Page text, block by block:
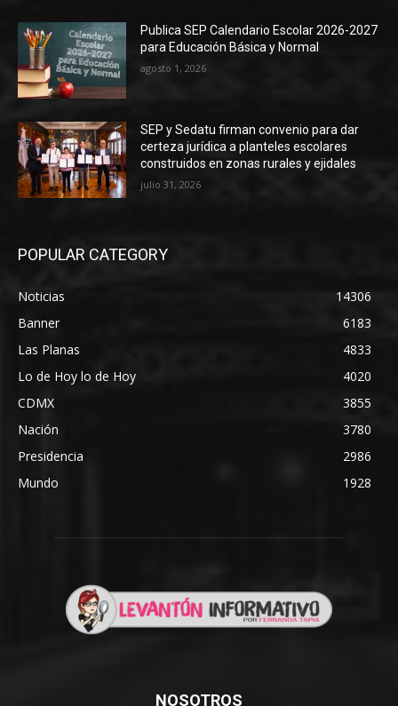
Publica SEP Calendario Escolar 2026-2027
para Educación Básica y Normal
agosto 1, 2026
SEP y Sedatu firman convenio para dar
certeza jurídica a planteles escolares
construidos en zonas rurales y ejidales
julio 31, 2026
POPULAR CATEGORY
Noticias
14306
Banner
6183
Las Planas
4833
Lo de Hoy lo de Hoy
4020
CDMX
3855
Nación
3780
Presidencia
2986
Mundo
1928
NOSOTROS